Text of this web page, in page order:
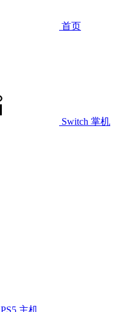
首页
Switch 掌机